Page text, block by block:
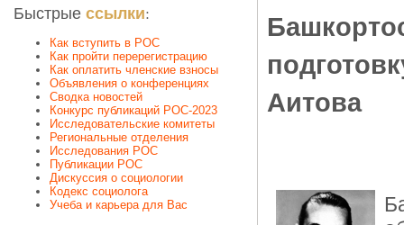
Быстрые ссылки:
Как вступить в РОС
Как пройти перерегистрацию
Как оплатить членские взносы
Объявления о конференциях
Сводка новостей
Конкурс публикаций РОС-2023
Исследовательские комитеты
Региональные отделения
Исследования РОС
Публикации РОС
Дискуссия о социологии
Кодекс социолога
Учеба и карьера для Вас
Аитова